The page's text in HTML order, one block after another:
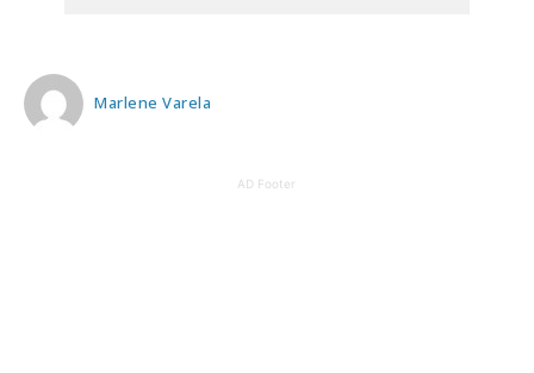
Marlene Varela
AD Footer